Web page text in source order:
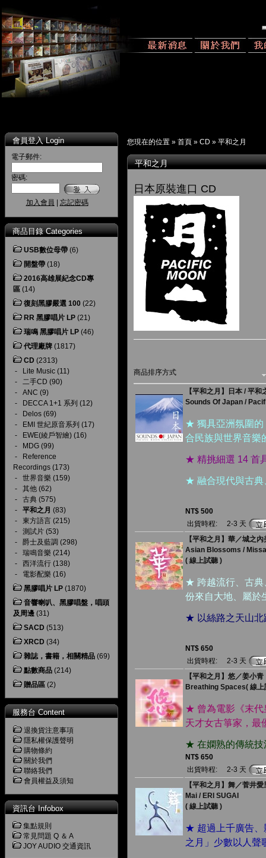
會員登入 Login
電子郵件:
密碼:
加入會員 忘記密碼
商品目錄 Categories
USB數位母帶 (6)
開盤帶 (18)
2016高雄展紀念CD專
區 (14)
復刻黑膠嚴選 100 (22)
RR 黑膠唱片 LP (21)
瑞鳴 黑膠唱片 LP (46)
代理廠牌 (1817)
CD (2313)
-
Lite Music (11)
- 二手CD (90)
- ANC (9)
-
DECCA 1+1 系列 (12)
-
Delos (69)
-
EMI 世紀原音系列 (17)
-
EWE(綾戶智繪) (16)
-
MDG (99)
-
Reference
Recordings (173)
- 世界音樂 (159)
- 其他 (62)
- 古典 (575)
- 平和之月 (83)
- 東方語言 (215)
- 測試片 (53)
- 爵士及藍調 (298)
- 瑞鳴音樂 (214)
- 西洋流行 (138)
- 電影配樂 (16)
黑膠唱片 LP (1870)
音響喇叭、黑膠唱盤，唱頭
及周邊 (31)
SACD (513)
XRCD (34)
雜誌，書籍，相關精品 (69)
點數商品 (214)
贈品區 (2)
服務台 Content
退換貨注意事項
隱私權保護聲明
購物條約
關於我們
聯絡我們
會員權益及須知
資訊台 Infobox
集點規則
常見問題 Q ＆ A
JOY AUDIO 交通資訊
您現在的位置 » 首頁 » CD » 平和之月
平和之月
日本原裝進口 CD
商品排序方式
【平和之月】日本 / 平和
Sounds Of Japan /
★ 獨具亞洲氛圍的
合民族與世界音樂
★ 精挑細選 14 首
★ 融合現代與古典
NT$ 500
出貨時程:
2-3 天
【平和之月】華／城之內
Asian Blossoms /
( 線上試聽 )
★ 跨越流行、古典
份來自大地、屬於
★ 以絲路之天山北
NT$ 650
出貨時程:
2-3 天
【平和之月】悠／姜小青
Breathing Spaces( 線上
★ 曾為電影《末代
天才女古箏家，最
★ 在嫻熟的傳統技
NT$ 650
出貨時程:
2-3 天
【平和之月】舞／菅井愛
Mai / ERI SUGAI
( 線上試聽 )
★ 超過上千廣告、
之月」少數以人聲